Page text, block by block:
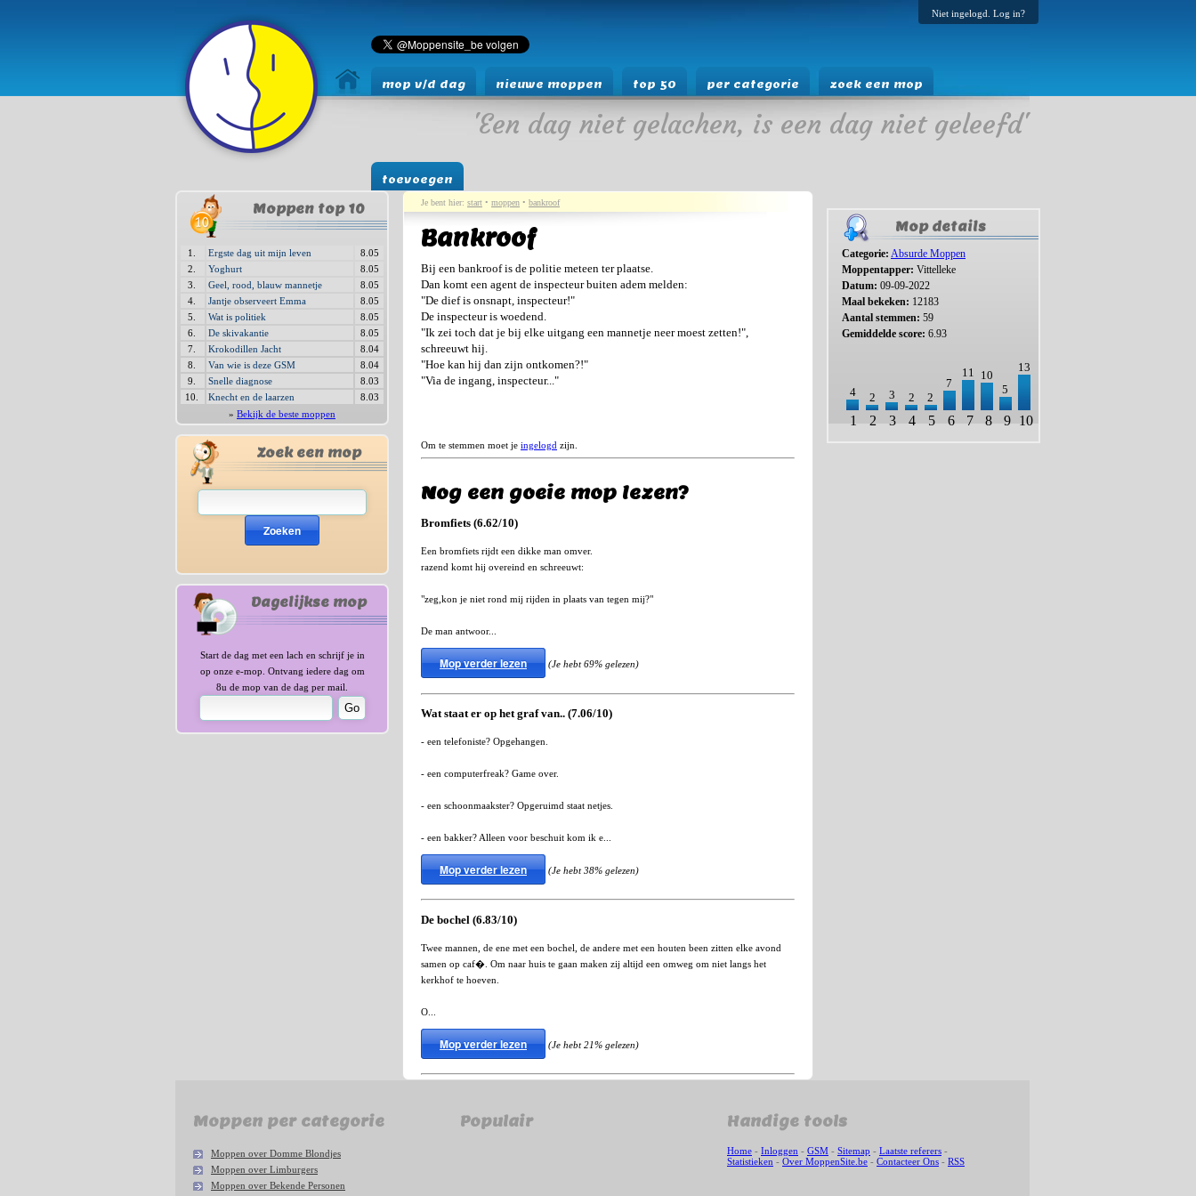
Niet ingelogd. Log in?
mop v/d dag nieuwe moppen top 50 per categorie zoek een mop
toevoegen
'Een dag niet gelachen, is een dag niet geleefd'
Moppen top 10
1. Ergste dag uit mijn leven
8.05
2.
Yoghurt
8.05
3.
Geel, rood, blauw mannetje
8.05
4.
Jantje observeert Emma
8.05
5.
Wat is politiek
8.05
6.
De skivakantie
8.05
7.
Krokodillen Jacht
8.04
8.
Van wie is deze GSM
8.04
9.
Snelle diagnose
8.03
10.
Knecht en de laarzen
8.03
» Bekijk de beste moppen
Zoek een mop
Zoeken
Dagelijkse mop
Start de dag met een lach en schrijf je in
op onze e-mop. Ontvang iedere dag om
8u de mop van de dag per mail.
Je bent hier: start • moppen • bankroof
Bankroof
Bij een bankroof is de politie meteen ter plaatse.
Dan komt een agent de inspecteur buiten adem melden:
"De dief is onsnapt, inspecteur!"
De inspecteur is woedend.
"Ik zei toch dat je bij elke uitgang een mannetje neer moest zetten!",
schreeuwt hij.
"Hoe kan hij dan zijn ontkomen?!"
"Via de ingang, inspecteur..."
Om te stemmen moet je ingelogd zijn.
Nog een goeie mop lezen?
Bromfiets (6.62/10)
Een bromfiets rijdt een dikke man omver.
razend komt hij overeind en schreeuwt:
"zeg,kon je niet rond mij rijden in plaats van tegen mij?"
De man antwoor...
Mop verder lezen (Je hebt 69% gelezen)
Wat staat er op het graf van.. (7.06/10)
- een telefoniste? Opgehangen.
- een computerfreak? Game over.
- een schoonmaakster? Opgeruimd staat netjes.
- een bakker? Alleen voor beschuit kom ik e...
Mop verder lezen (Je hebt 38% gelezen)
De bochel (6.83/10)
Twee mannen, de ene met een bochel, de andere met een houten been zitten elke avond
samen op caf�. Om naar huis te gaan maken zij altijd een omweg om niet langs het
kerkhof te hoeven.
O...
Mop verder lezen (Je hebt 21% gelezen)
Mop details
Categorie: Absurde Moppen
Moppentapper: Vittelleke
Datum: 09-09-2022
Maal bekeken: 12183
Aantal stemmen: 59
Gemiddelde score: 6.93
4 2 3 2 2
7
11
10
5
13
1 2 3 4 5 6 7 8 9 10
Moppen per categorie
Moppen over Domme Blondjes
Moppen over Limburgers
Moppen over Bekende Personen
Populair Handige tools
Home - Inloggen - GSM - Sitemap - Laatste referers -
Statistieken - Over MoppenSite.be - Contacteer Ons - RSS